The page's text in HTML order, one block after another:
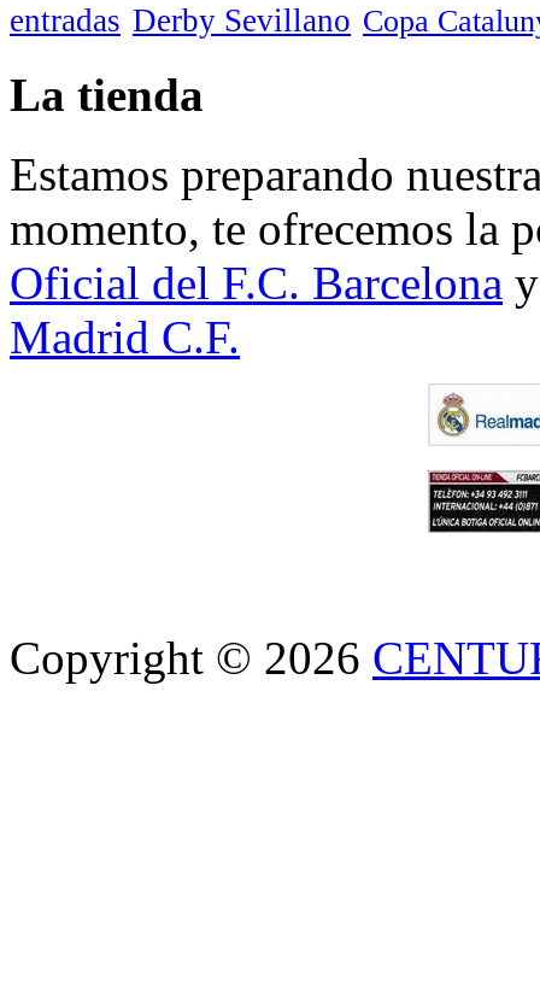
entradas Derby Sevillano Copa
La tienda
Estamos preparando
momento, te ofrecemos la
Oficial del F.C. Barcelona
Madrid C.F.
Copyright © 2026